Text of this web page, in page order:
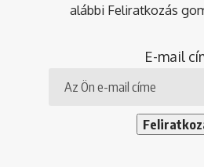
alábbi Feliratkozás
E-mail